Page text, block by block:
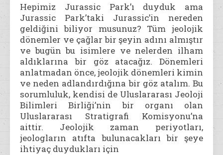
Hepimiz Jurassic Park’ı duyduk ama
Jurassic Park’taki Jurassic’in nereden
geldiğini biliyor musunuz? Tüm jeolojik
dönemler ve çağlar bir şeyin adını almıştır
ve bugün bu isimlere ve nelerden ilham
aldıklarına bir göz atacağız. Dönemleri
anlatmadan önce, jeolojik dönemleri kimin
ve neden adlandırdığına bir göz atalım. Bu
sorumluluk, kendisi de Uluslararası Jeoloji
Bilimleri Birliği’nin bir organı olan
Uluslararası Stratigrafi Komisyonu’na
aittir. Jeolojik zaman periyotları,
jeologların atıfta bulunacakları bir şeye
ihtiyaç duydukları için